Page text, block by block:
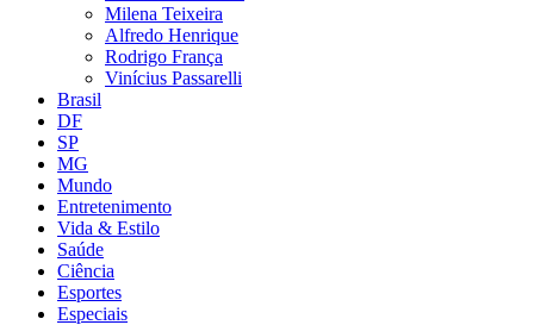
Milena Teixeira
Alfredo Henrique
Rodrigo França
Vinícius Passarelli
Brasil
DF
SP
MG
Mundo
Entretenimento
Vida & Estilo
Saúde
Ciência
Esportes
Especiais